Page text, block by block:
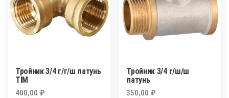
Тройник 3/4 г/г/ш латунь
TIM
400,00 ₽
Тройник 3/4 г/ш/ш
латунь
350,00₽